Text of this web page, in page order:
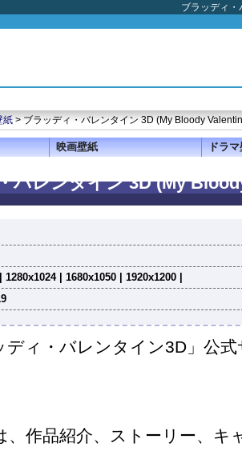
ブラッディ
紙> ブラッディ・バレンタイン 3D (My Bloody
映画壁紙 ドラ
バレンタイン 3D (My
| 1680x1050 | 1920x1200 |
ディ・バレンタイン3D」公
、作品紹介、ストーリー、キ